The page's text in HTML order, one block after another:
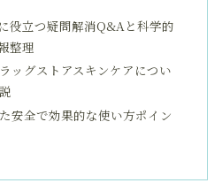
役立つ疑問解消Q&Aと科学的
整理
ッグストアスキンケアについ
安全で効果的な使い方ポイン